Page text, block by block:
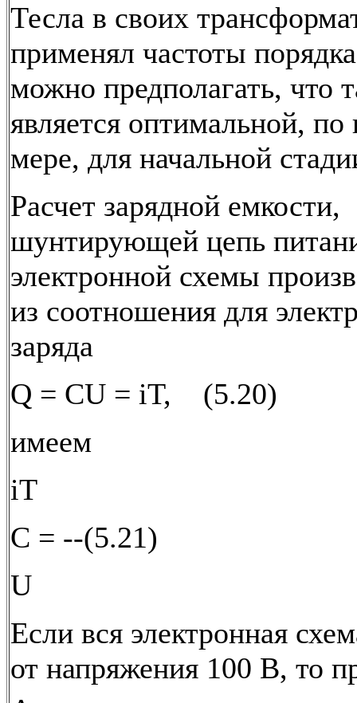
Тесла в своих
применял частоты
можно предполагать, что
является оптимальной, по
мере, для начальной
Расчет зарядной емкости,
шунтирующей цепь
электронной схемы
из соотношения для
заряда
Q = CU = iT, (5.20)
имеем
iT
С = --(5.21)
U
Если вся электронная
от напряжения 100 В, то